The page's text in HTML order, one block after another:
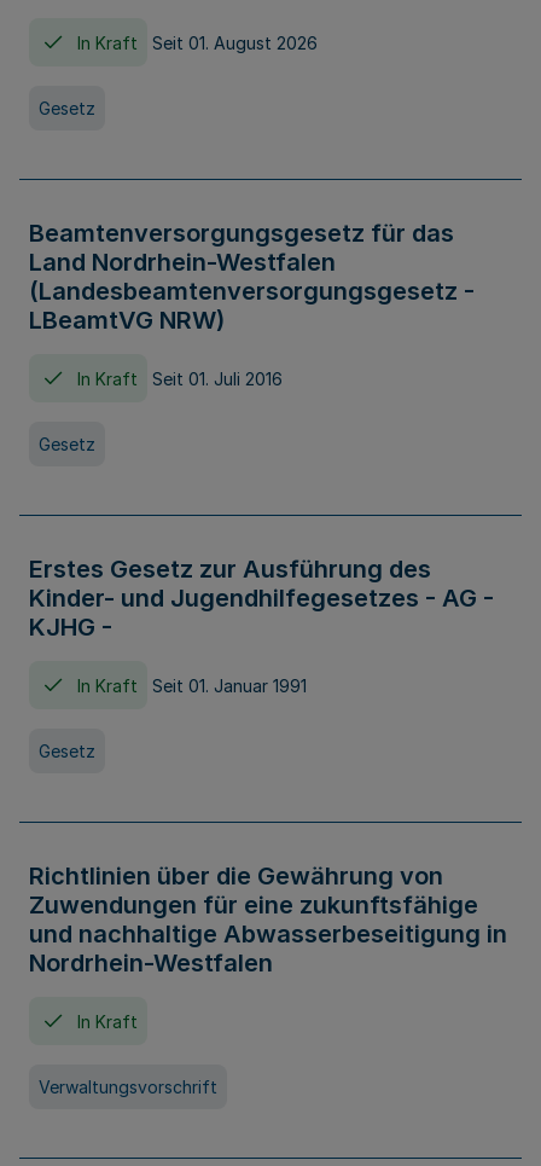
In Kraft Seit 01. August 2026
Gesetz
Beamtenversorgungsgesetz für das
Land Nordrhein-Westfalen
(Landesbeamtenversorgungsgesetz -
LBeamtVG NRW)
In Kraft Seit 01. Juli 2016
Gesetz
Erstes Gesetz zur Ausführung des
Kinder- und Jugendhilfegesetzes - AG -
KJHG -
In Kraft Seit 01. Januar 1991
Gesetz
Richtlinien über die Gewährung von
Zuwendungen für eine zukunftsfähige
und nachhaltige Abwasserbeseitigung in
Nordrhein-Westfalen
In Kraft
Verwaltungsvorschrift